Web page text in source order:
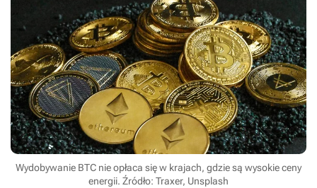
Wydobywanie BTC nie opłaca się w krajach, gdzie są wysokie ceny
energii. Źródło: Traxer, Unsplash